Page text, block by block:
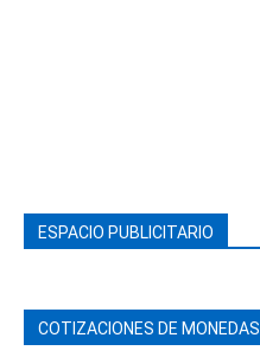
ESPACIO PUBLICITARIO
COTIZACIONES DE MONEDAS